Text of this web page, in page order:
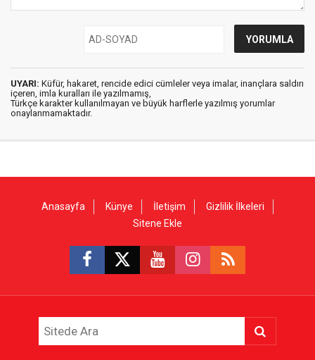
UYARI: Küfür, hakaret, rencide edici cümleler veya imalar, inançlara saldırı
içeren, imla kuralları ile yazılmamış,
Türkçe karakter kullanılmayan ve büyük harflerle yazılmış yorumlar
onaylanmamaktadır.
Anasayfa Künye İletişim
Gizlilik İlkeleri
Sitene Ekle